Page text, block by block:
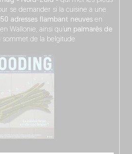
se demander si la cuisine a une
150 adresses flambant neuvesen
Wallonie, ainsi qu’ un palmarès de
sommet de la belgitude.